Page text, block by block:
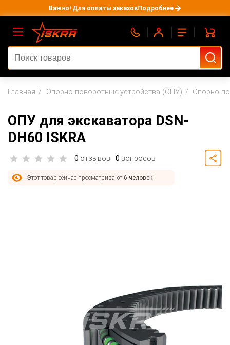
Важно! Для оплаты заказовПодробнее
Главная Опорно-поворотные устройства (ОПУ) Опорно-
ОПУ для экскаватора DSN-
DH60 ISKRA
0 отзывов 0 вопросов
Этот товар сейчас просматривают 6 человек